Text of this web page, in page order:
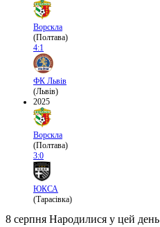
Ворскла
(Полтава)
4:1
ФК Львів
(Львів)
2025
Ворскла
(Полтава)
3:0
ЮКСА
(Тарасівка)
8 серпня Народилися у цей день